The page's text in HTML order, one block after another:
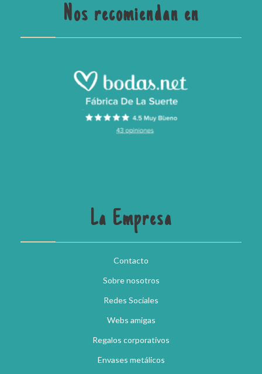
Nos recomiendan en
La Empresa
Contacto
Sobre nosotros
Redes Sociales
Webs amigas
Regalos corporativos
Envases metálicos